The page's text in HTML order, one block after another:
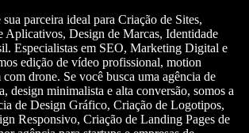
parceira ideal para Criação de Sites,
Aplicativos, Design de Marcas, Identidade
Especialistas em SEO, Marketing Digital e
edição de vídeo profissional, motion
drone. Se você busca uma agência de
design minimalista e alta conversão, somos a
de Design Gráfico, Criação de Logotipos,
Responsivo, Criação de Landing Pages de